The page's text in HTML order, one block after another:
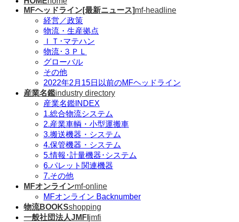
MFヘッドライン[最新ニュース]mf-headline
経営／政策
物流・生産拠点
ＩＴ･マテハン
物流･３ＰＬ
グローバル
その他
2022年2月15日以前のMFヘッドライン
産業名鑑industry directory
産業名鑑INDEX
1.総合物流システム
2.産業車輌・小型運搬車
3.搬送機器・システム
4.保管機器・システム
5.情報･計量機器･システム
6.パレット関連機器
7.その他
MFオンラインmf-online
MFオンライン Backnumber
物流BOOKSshopping
一般社団法人JMFI jmfi